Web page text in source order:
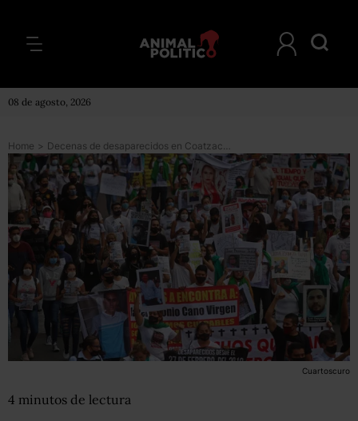
08 de agosto, 2026
Home > Decenas de desaparecidos en Coatzacoalcos, privados de la libertad en medio de operativos policiacos
Cuartoscuro
4 minutos de lectura